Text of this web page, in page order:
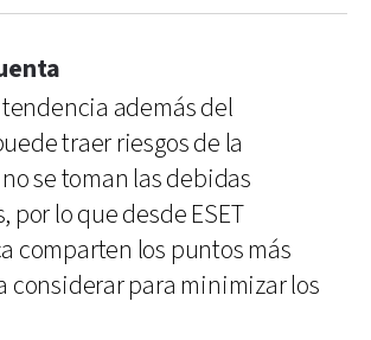
además del
traer riesgos de la
se toman las debidas
por lo que desde ESET
comparten los puntos más
considerar para minimizar los